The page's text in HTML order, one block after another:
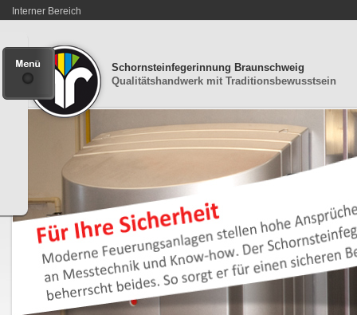
Interner Bereich
Schornsteinfegerinnung Braunschweig
Qualitätshandwerk mit Traditionsbewusstsein